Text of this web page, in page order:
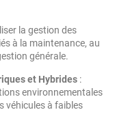
la gestion des
à la maintenance, au
générale.
et Hybrides :
environnementales
véhicules à faibles